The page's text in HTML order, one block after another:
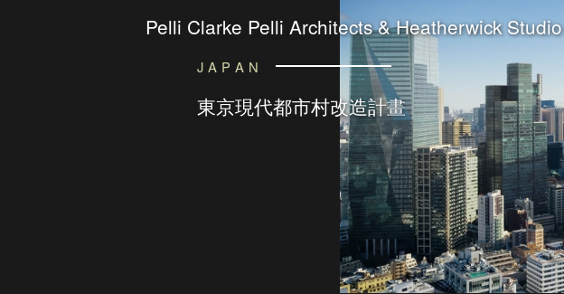
Pelli Clarke Pelli Architects & Heatherwick Studio
JAPAN
東京現代都市村改造計畫